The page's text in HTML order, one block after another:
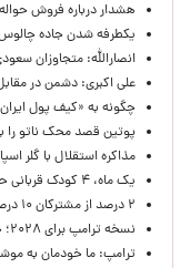
هشدار درباره فروش
یکطرفه شدن جاده چالوس
انصارالله: متجاوزان
علی اکبری: دشمن در
چگونه به «کیف پول
پوتین قصد محک ناتو را
مذاکره استقلال با گلر
یک ماه، ۴ کودک قربانی حمله سگ‌ها در سنندج / چرا حوادث تکرار می‌شود؟
۲ درصد از مشترکان ۱۰ درصد برق خانگی را مصرف می‌کنند!
نسخه ترامپ برای ۲۰۲۸؛ حمایت محرمانه از نامزدی جی‌دی ونس
ترامپ: ما خودمان به